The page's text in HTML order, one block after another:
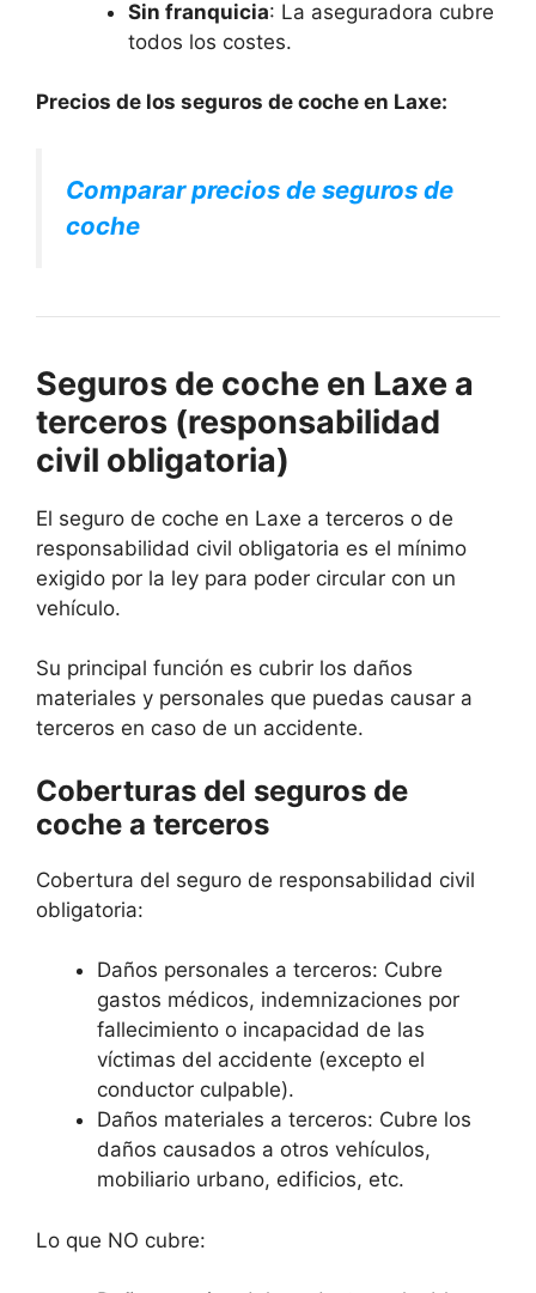
Sin franquicia: La aseguradora cubre
todos los costes.
Precios de los seguros de coche en Laxe:
Comparar precios de seguros de
coche
Seguros de coche en Laxe a
terceros (responsabilidad
civil obligatoria)
El seguro de coche en Laxe a terceros o de
responsabilidad civil obligatoria es el mínimo
exigido por la ley para poder circular con un
vehículo.
Su principal función es cubrir los daños
materiales y personales que puedas causar a
terceros en caso de un accidente.
Coberturas del seguros de
coche a terceros
Cobertura del seguro de responsabilidad civil
obligatoria:
Daños personales a terceros: Cubre
gastos médicos, indemnizaciones por
fallecimiento o incapacidad de las
víctimas del accidente (excepto el
conductor culpable).
Daños materiales a terceros: Cubre los
daños causados a otros vehículos,
mobiliario urbano, edificios, etc.
Lo que NO cubre: